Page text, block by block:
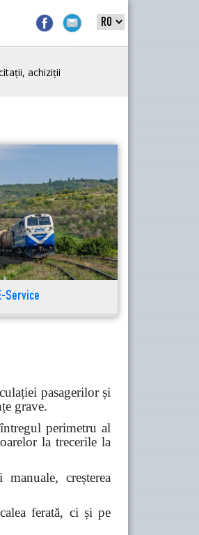
achiziții
Service
pasagerilor și
grave.
perimetru al
la trecerile la
creșterea
ferată, ci și pe